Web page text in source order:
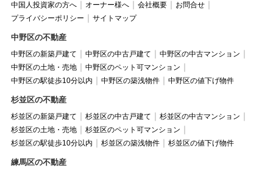
中国人投資家の方へ
オーナー様へ 会社概要
お問合せ
プライバシーポリシー
サイトマップ
中野区の不動産
中野区の新築戸建て 中野区の中古戸建て
中野区の中古マンション
中野区の土地・売地
中野区のペット可マンション
中野区の駅徒歩10分以内
中野区の築浅物件 中野区の値下げ物件
杉並区の不動産
杉並区の新築戸建て 杉並区の中古戸建て
杉並区の中古マンション
杉並区の土地・売地
杉並区のペット可マンション
杉並区の駅徒歩10分以内
杉並区の築浅物件 杉並区の値下げ物件
練馬区の不動産